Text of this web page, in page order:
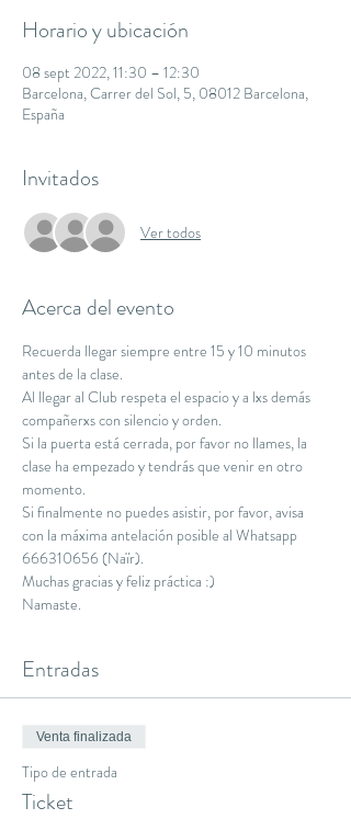
Horario y ubicación
08 sept 2022, 11:30 – 12:30
Barcelona, Carrer del Sol, 5, 08012 Barcelona,
España
Invitados
Ver todos
Acerca del evento
Recuerda llegar siempre entre 15 y 10 minutos
antes de la clase.
Al llegar al Club respeta el espacio y a lxs demás
compañerxs con silencio y orden.
Si la puerta está cerrada, por favor no llames, la
clase ha empezado y tendrás que venir en otro
momento.
Si finalmente no puedes asistir, por favor, avisa
con la máxima antelación posible al Whatsapp
666310656 (Naïr).
Muchas gracias y feliz práctica :)
Namaste.
Entradas
Venta finalizada
Tipo de entrada
Ticket